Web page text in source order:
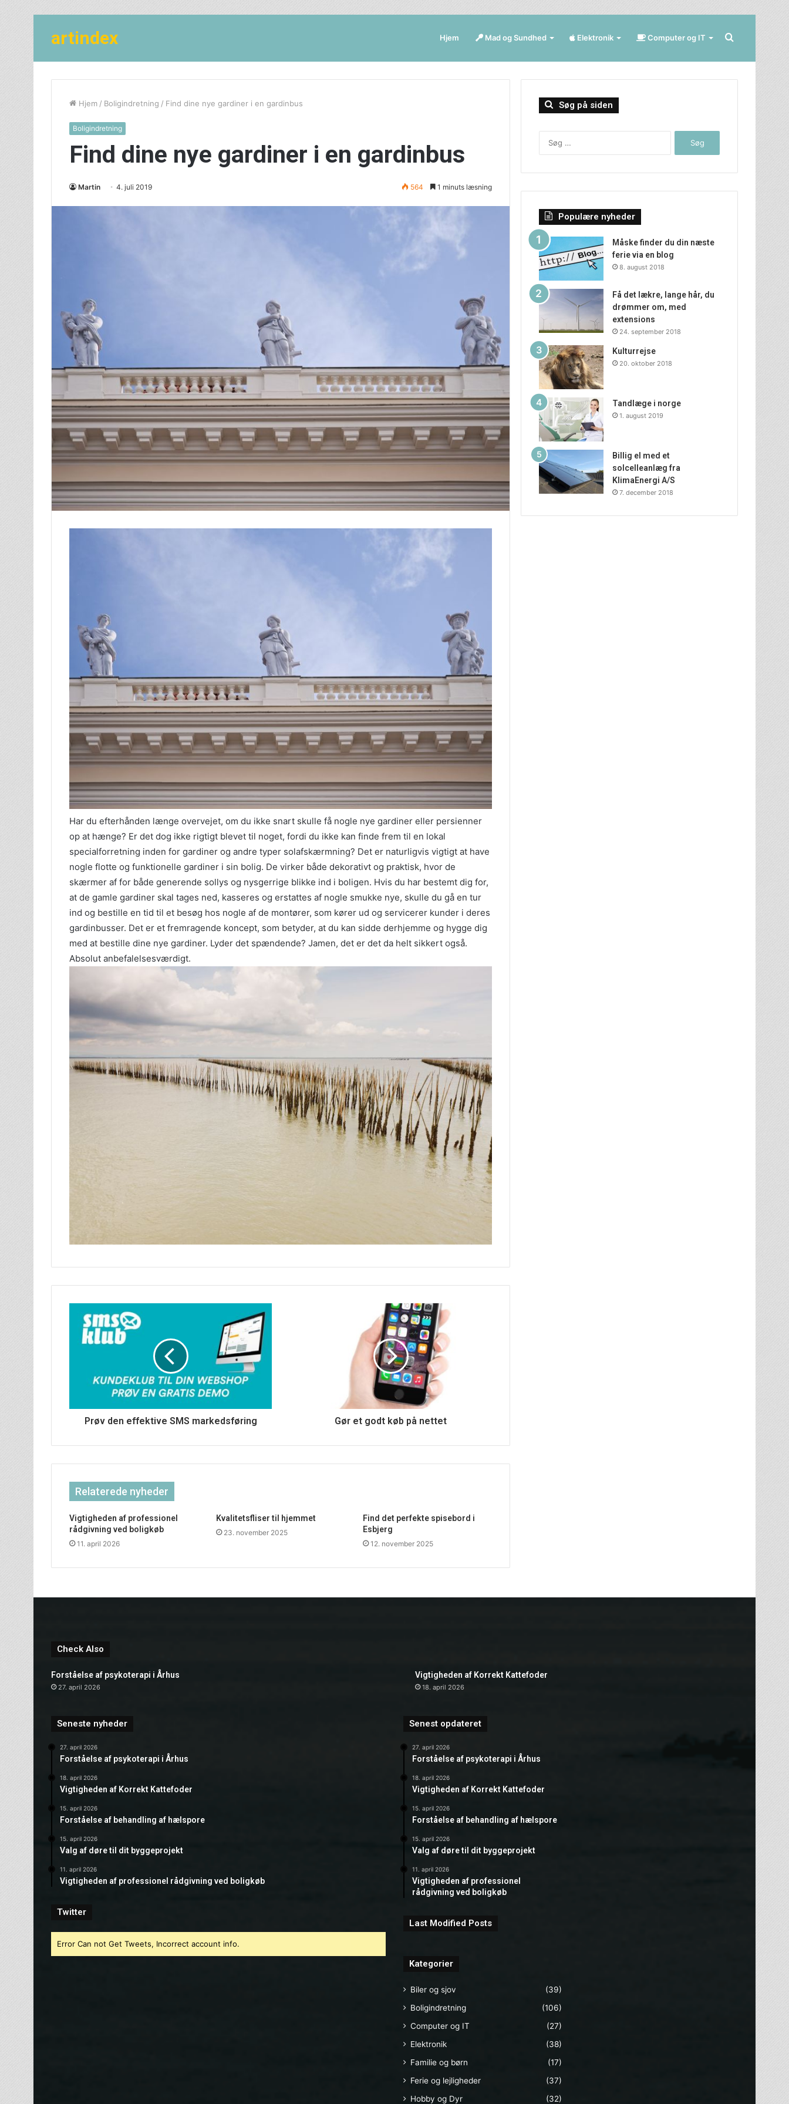
artindex Hjem Mad og Sundhed Elektronik Computer og IT Søg
efter
Hjem / Boligindretning / Find dine nye gardiner i en gardinbus
Boligindretning
Find dine nye gardiner i en gardinbus
Martin 4. juli 2019 564 1 minuts læsning
Har du efterhånden længe overvejet, om du ikke snart skulle få nogle nye gardiner eller persienner
op at hænge? Er det dog ikke rigtigt blevet til noget, fordi du ikke kan finde frem til en lokal
specialforretning inden for gardiner og andre typer solafskærmning? Det er naturligvis vigtigt at have
nogle flotte og funktionelle gardiner i sin bolig. De virker både dekorativt og praktisk, hvor de
skærmer af for både generende sollys og nysgerrige blikke ind i boligen. Hvis du har bestemt dig for,
at de gamle gardiner skal tages ned, kasseres og erstattes af nogle smukke nye, skulle du gå en tur
ind og bestille en tid til et besøg hos nogle af de montører, som kører ud og servicerer kunder i deres
gardinbusser. Det er et fremragende koncept, som betyder, at du kan sidde derhjemme og hygge dig
med at bestille dine nye gardiner. Lyder det spændende? Jamen, det er det da helt sikkert også.
Absolut anbefalelsesværdigt.
Prøv den effektive SMS markedsføring Gør et godt køb på nettet
Relaterede nyheder
Vigtigheden af professionel
rådgivning ved boligkøb
11. april 2026
Kvalitetsfliser til hjemmet
23. november 2025
Find det perfekte spisebord i
Esbjerg
12. november 2025
Søg på siden
Populære nyheder
Måske finder du din næste
ferie via en blog
8. august 2018
Få det lækre, lange hår, du
drømmer om, med
extensions
24. september 2018
Kulturrejse
20. oktober 2018
Tandlæge i norge
1. august 2019
Billig el med et
solcelleanlæg fra
KlimaEnergi A/S
7. december 2018
Check Also
Forståelse af psykoterapi i Århus
27. april 2026
Vigtigheden af Korrekt Kattefoder
18. april 2026
Seneste nyheder
27. april 2026
Forståelse af psykoterapi i Århus
18. april 2026
Vigtigheden af Korrekt Kattefoder
15. april 2026
Forståelse af behandling af hælspore
15. april 2026
Valg af døre til dit byggeprojekt
11. april 2026
Vigtigheden af professionel rådgivning ved boligkøb
Twitter
Error Can not Get Tweets, Incorrect account info.
Senest opdateret
27. april 2026
Forståelse af psykoterapi i Århus
18. april 2026
Vigtigheden af Korrekt Kattefoder
15. april 2026
Forståelse af behandling af hælspore
15. april 2026
Valg af døre til dit byggeprojekt
11. april 2026
Vigtigheden af professionel
rådgivning ved boligkøb
Last Modified Posts
Kategorier
Biler og sjov
(39)
Boligindretning
(106)
Computer og IT
(27)
Elektronik
(38)
Familie og børn
(17)
Ferie og lejligheder
(37)
Hobby og Dyr
(32)